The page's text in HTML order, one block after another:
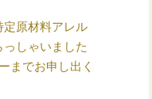
定原材料アレル
しゃいました
までお申し出く